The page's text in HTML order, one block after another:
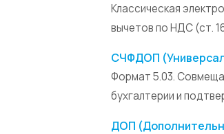
Классическая
вычетов по НДС (ст.
СЧФДОП
Формат 5.03.
бухгалтерии и
ДОП